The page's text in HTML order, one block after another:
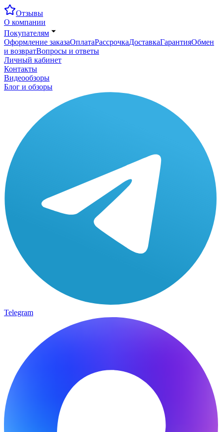
Отзывы
О компании
Покупателям
Оформление заказаОплатаРассрочкаДоставкаГарантияОбмен
и возвратВопросы и ответы
Личный кабинет
Контакты
Видеообзоры
Блог и обзоры
Telegram